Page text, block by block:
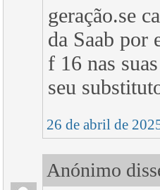
geração.se
da Saab por
f 16 nas
seu
26 de abril de
Anónimo